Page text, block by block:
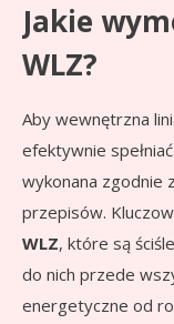
Jakie
WLZ?
Aby wewnętrzna
efektywnie
wykonana zgodnie
przepisów.
WLZ, które są
do nich przede
energetyczne od